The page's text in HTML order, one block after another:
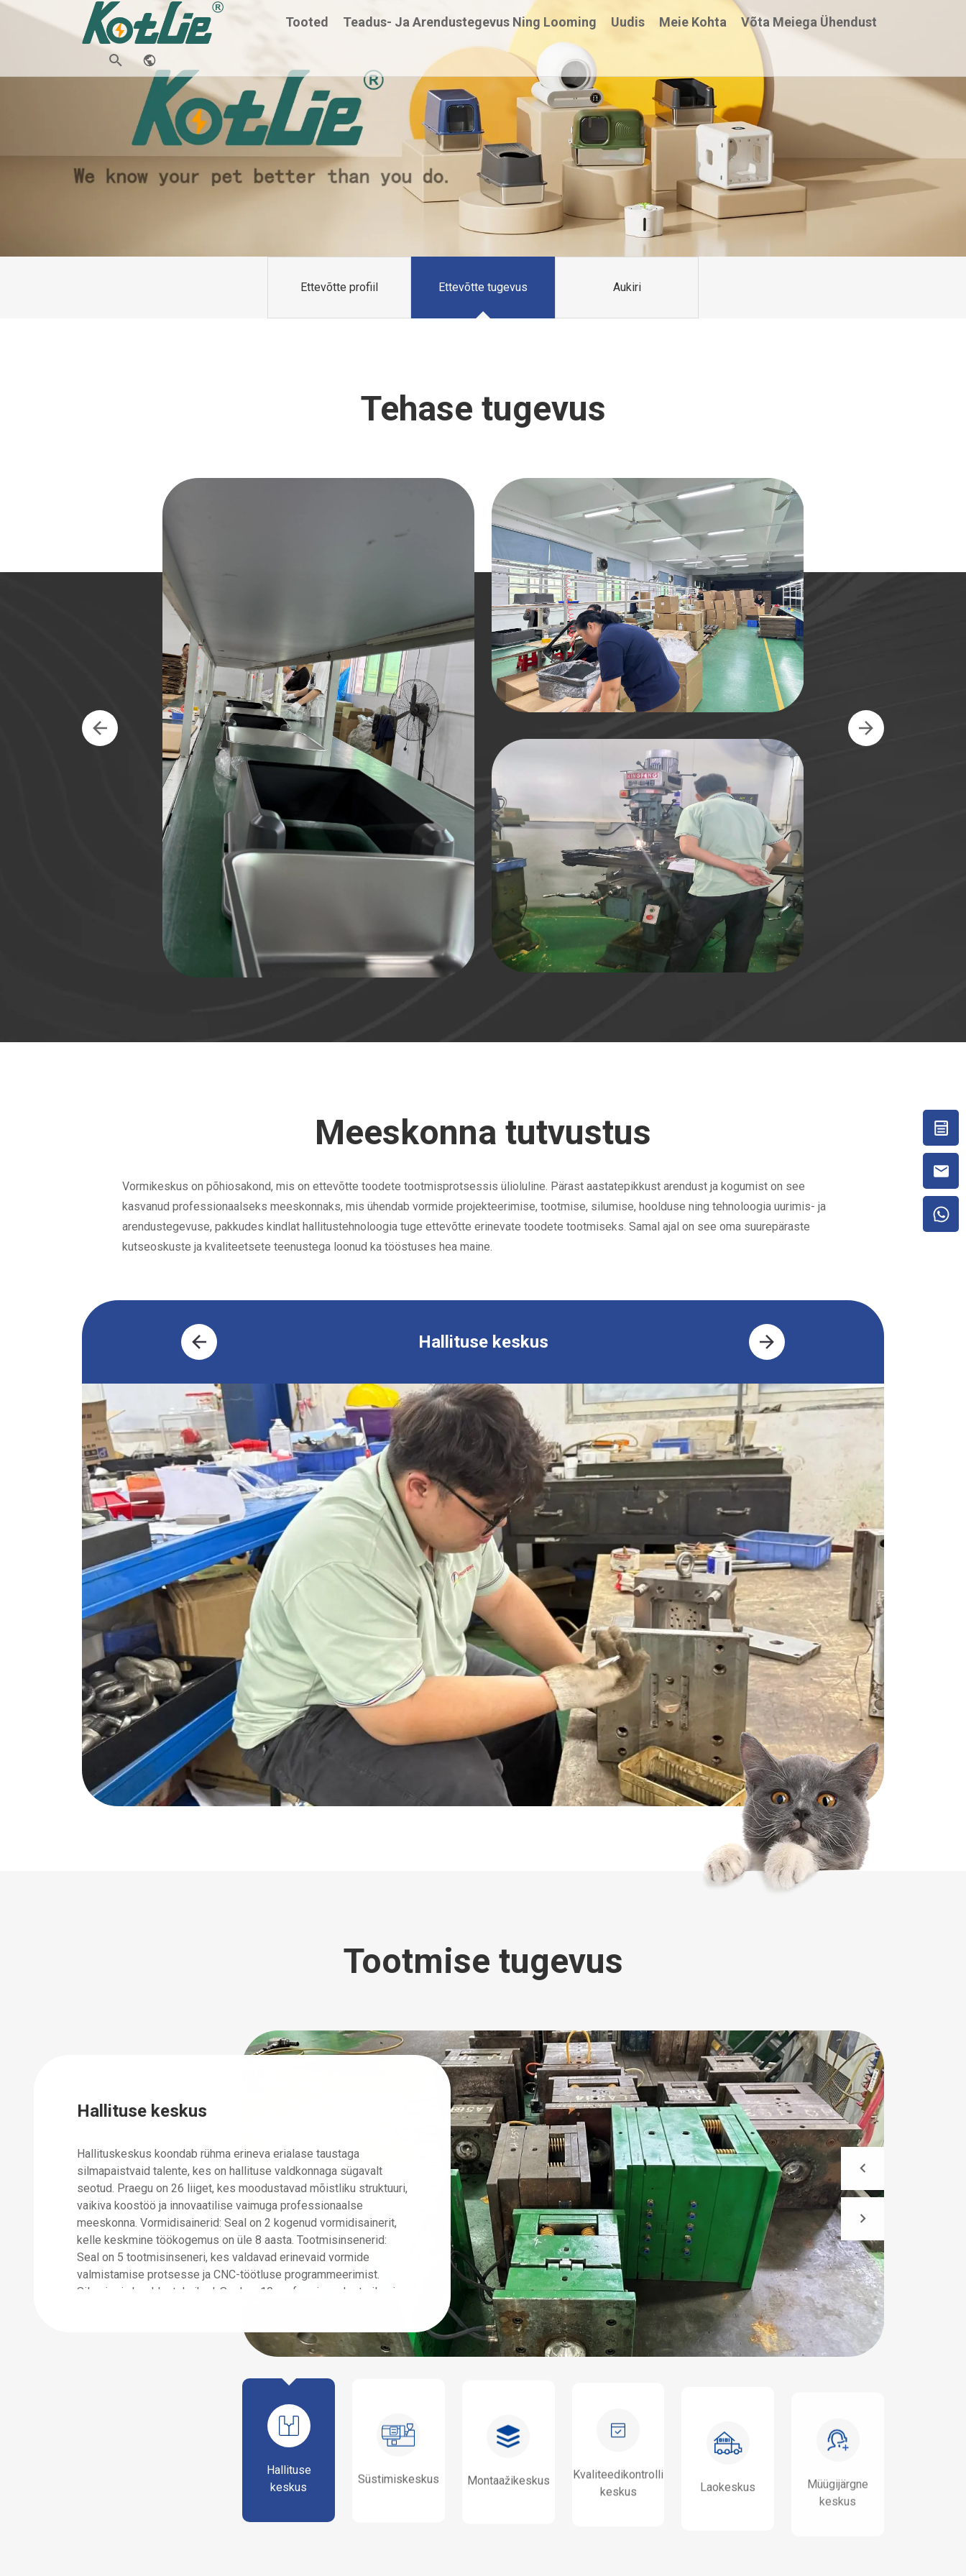
Tooted Teadus- Ja Arendustegevus Ning Looming Uudis Meie Kohta Võta Meiega Ühendust
Ettevõtte profiil Ettevõtte tugevus Aukiri
Tehase tugevus
Meeskonna tutvustus
Vormikeskus on põhiosakond, mis on ettevõtte toodete tootmisprotsessis ülioluline. Pärast aastatepikkust arendust ja kogumist on see
kasvanud professionaalseks meeskonnaks, mis ühendab vormide projekteerimise, tootmise, silumise, hoolduse ning tehnoloogia uurimis- ja
arendustegevuse, pakkudes kindlat hallitustehnoloogia tuge ettevõtte erinevate toodete tootmiseks. Samal ajal on see oma suurepäraste
kutseoskuste ja kvaliteetsete teenustega loonud ka tööstuses hea maine.
Hallituse keskus
Tootmise tugevus
Hallituse keskus
Hallituskeskus koondab rühma erineva erialase taustaga
silmapaistvaid talente, kes on hallituse valdkonnaga sügavalt
seotud. Praegu on 26 liiget, kes moodustavad mõistliku struktuuri,
vaikiva koostöö ja innovaatilise vaimuga professionaalse
meeskonna. Vormidisainerid: Seal on 2 kogenud vormidisainerit,
kelle keskmine töökogemus on üle 8 aasta. Tootmisinsenerid:
Seal on 5 tootmisinseneri, kes valdavad erinevaid vormide
valmistamise protsesse ja CNC-töötluse programmeerimist.
Silumis- ja hooldustehnikud: Seal on 10 professionaalset silumis-
liiget. Kohandatud projekteerimisteenused: Uuenduslikud
disainikontseptsioonid: Täiustatud töötlemisseadmete garantii:
Seal on 15 ülitäpset CNC-töötlemiskeskust, sealhulgas 6
ühendust ja 2 kuueteljelist ühendust. Varustatud EDM-masinatega,
aga ka tavapäraste töötlemisseadmetega, nagu traadi lõikamise
masinad, CNC-freespinid ja lihvimismasinad, mis teevad
omavahel koostööd, et tagada täielikult vormide kvaliteetne
töötlemine toorikutest valmistoodeteni. Range protsessikontroll
mm kuni ±0,05 mm ja pinna kareduse Ra väärtus ulatub 1,6 μm-ni -
Süstimiskeskus
Survevalukeskuses on tugeva professionaalse kvaliteedi,
rikkalike kogemuste ja selge tööjaotusega meeskond. Ettevõttes
on 15 töötajat, kes töötavad mitmel erialal. Kõik töötavad koos, et
tagada survevalu tootmise tõhus ja korrapärane edenemine.
Survevaluprotsessi inseneride meeskond on varustatud 3
survevaluprotsessi inseneriga, kellel on keskmiselt rohkem kui 6-
aastane kogemus survevalutööstuses, 3 vormihooldustehnikut, 5
survevalumasina operaatorit ja 4 kvaliteedikontrolli töötajat, kes
kontrollivad rangelt toodete kvaliteeti enne tehasest lahkumist.
Varustatud 5 survevalumasina ja enam kui 50 vormikomplektiga.
Protsessi formuleerimine ja optimeerimine, materjali
kohanemisvõime töötlemine.
Montaažikeskus
Montaažiosakond koondab mitmekesist ja
professionaalset meeskonda, kus töötab 60
selge tööjaotus ja oma tugevused, et ühiselt
assambleetöö korrapärane areng.
kogenud montaažiinseneri, kellel on
aastane kogemus. Esmatasandi
on 45 kvalifitseeritud montaažitöölist, kellel
tööoskused ja tugev kvaliteediteadlikkus,
stabiilse montaažitöö. Kvaliteediinspektorid:
professionaalse kvaliteediinspektoriga, et
toodete tehase kvaliteeti. Materjalihaldurid:
montaažiprotsessi vältel vastutab
materjalihaldurit. Automatiseeritud
Hallituse
keskus
Süstimiskeskus Montaažikeskus
Kvaliteedikontrolli
keskus
keskus